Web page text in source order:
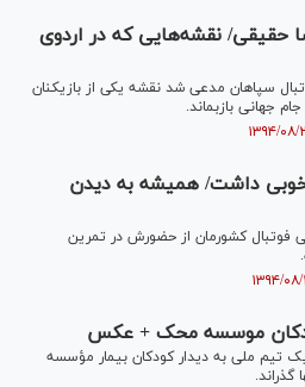
حقیقی/ نقشه‌هایی که در اردوی
سپاهان مدعی شد نقشه‌ یکی از بازیکنان
جهانی بازبماند.
داشت/ همیشه به دیدن
فوتبال کشورمان از حضورش در تمرین
موسسه محک + عکس
یک تیم ملی به دیدار کودکان بیمار مؤسسه